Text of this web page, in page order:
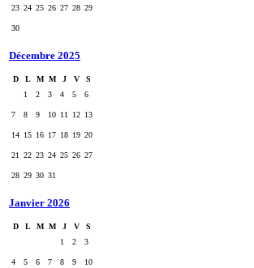
23 24 25 26 27 28 29
30
Décembre 2025
D L M M J V
S
1
2 3 4 5 6
7 8 9 10 11 12 13
14 15 16 17 18 19 20
21 22 23 24 25 26 27
28 29 30 31
Janvier 2026
D L M M J V
S
1
2 3
4 5 6 7 8 9 10